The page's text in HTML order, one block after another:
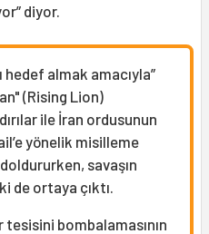
diyor.
almak amacıyla”
(Rising Lion)
ile İran ordusunun
yönelik misilleme
savaşın
de ortaya çıktı.
tesisini bombalamasının